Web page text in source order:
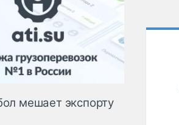
мешает экспорту